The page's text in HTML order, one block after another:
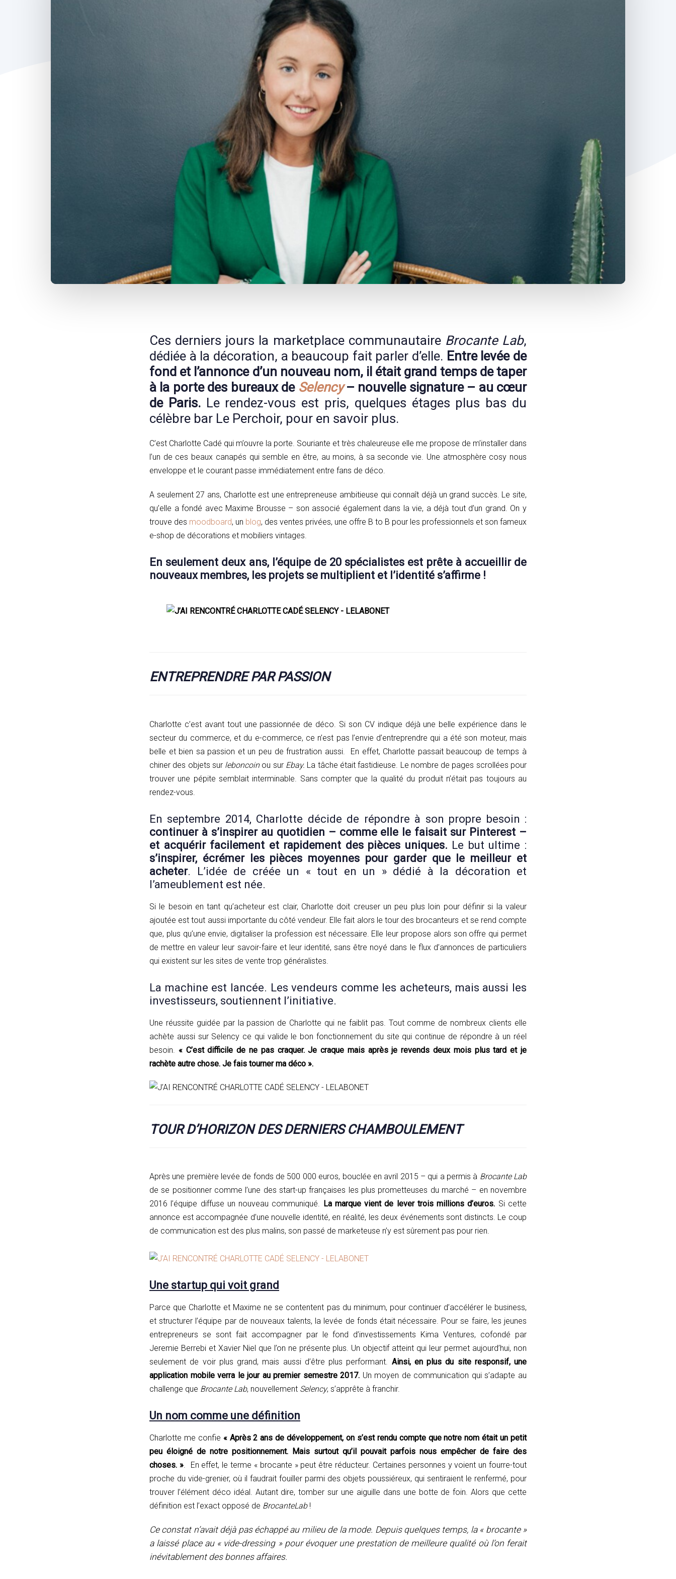
Ces derniers jours la marketplace communautaire Brocante Lab,
dédiée à la décoration, a beaucoup fait parler d’elle. Entre levée de
fond et l’annonce d’un nouveau nom, il était grand temps de taper
à la porte des bureaux de Selency– nouvelle signature – au cœur
de Paris.Le rendez-vous est pris, quelques étages plus bas du
célèbre bar Le Perchoir, pour en savoir plus.
C’est Charlotte Cadé qui m’ouvre la porte. Souriante et très chaleureuse elle me propose de m’installer dans
l’un de ces beaux canapés qui semble en être, au moins, à sa seconde vie. Une atmosphère cosy nous
enveloppe et le courant passe immédiatement entre fans de déco.
A seulement 27 ans, Charlotte est une entrepreneuse ambitieuse qui connaît déjà un grand succès. Le site,
qu’elle a fondé avec Maxime Brousse – son associé également dans la vie, a déjà tout d’un grand. On y
trouve des moodboard, un blog, des ventes privées, une offre B to B pour les professionnels et son fameux
e-shop de décorations et mobiliers vintages.
En seulement deux ans, l’équipe de 20 spécialistes est prête à accueillir de
nouveaux membres, les projets se multiplient et l’identité s’affirme !
ENTREPRENDRE PAR PASSION
Charlotte c’est avant tout une passionnée de déco. Si son CV indique déjà une belle expérience dans le
secteur du commerce, et du e-commerce, ce n’est pas l’envie d’entreprendre qui a été son moteur, mais
belle et bien sa passion et un peu de frustration aussi. En effet, Charlotte passait beaucoup de temps à
chiner des objets sur leboncoinou sur Ebay. La tâche était fastidieuse. Le nombre de pages scrollées pour
trouver une pépite semblait interminable. Sans compter que la qualité du produit n’était pas toujours au
rendez-vous.
En septembre 2014, Charlotte décide de répondre à son propre besoin :
continuer à s’inspirer au quotidien – comme elle le faisait sur Pinterest –
et acquérir facilement et rapidement des pièces uniques. Le but ultime :
s’inspirer, écrémer les pièces moyennes pour garder que le meilleur et
acheter. L’idée de créée un « tout en un » dédié à la décoration et
l’ameublement est née.
Si le besoin en tant qu’acheteur est clair, Charlotte doit creuser un peu plus loin pour définir si la valeur
ajoutée est tout aussi importante du côté vendeur. Elle fait alors le tour des brocanteurs et se rend compte
que, plus qu’une envie, digitaliser la profession est nécessaire. Elle leur propose alors son offre qui permet
de mettre en valeur leur savoir-faire et leur identité, sans être noyé dans le flux d’annonces de particuliers
qui existent sur les sites de vente trop généralistes.
La machine est lancée. Les vendeurs comme les acheteurs, mais aussi les
investisseurs, soutiennent l’initiative.
Une réussite guidée par la passion de Charlotte qui ne faiblit pas. Tout comme de nombreux clients elle
achète aussi sur Selency ce qui valide le bon fonctionnement du site qui continue de répondre à un réel
besoin. « C’est difficile de ne pas craquer. Je craque mais après je revends deux mois plus tard et je
rachète autre chose. Je fais tourner ma déco ».
TOUR D’HORIZON DES DERNIERS CHAMBOULEMENT
Après une première levée de fonds de 500 000 euros, bouclée en avril 2015 – qui a permis à Brocante Lab
de se positionner comme l’une des start-up françaises les plus prometteuses du marché – en novembre
2016 l’équipe diffuse un nouveau communiqué. La marque vient de lever trois millions d’euros. Si cette
annonce est accompagnée d’une nouvelle identité, en réalité, les deux événements sont distincts. Le coup
de communication est des plus malins, son passé de marketeuse n’y est sûrement pas pour rien.
Une startup qui voit grand
Parce que Charlotte et Maxime ne se contentent pas du minimum, pour continuer d’accélérer le business,
et structurer l’équipe par de nouveaux talents, la levée de fonds était nécessaire. Pour se faire, les jeunes
entrepreneurs se sont fait accompagner par le fond d’investissements Kima Ventures, cofondé par
Jeremie Berrebi et Xavier Niel que l’on ne présente plus. Un objectif atteint qui leur permet aujourd’hui, non
seulement de voir plus grand, mais aussi d’être plus performant. Ainsi, en plus du site responsif, une
application mobile verra le jour au premier semestre 2017. Un moyen de communication qui s’adapte au
challenge que Brocante Lab, nouvellement Selency, s’apprête à franchir.
Un nom comme une définition
Charlotte me confie « Après 2 ans de développement, on s’est rendu compte que notre nom était un petit
peu éloigné de notre positionnement. Mais surtout qu’il pouvait parfois nous empêcher de faire des
choses. ». En effet, le terme « brocante » peut être réducteur. Certaines personnes y voient un fourre-tout
proche du vide-grenier, où il faudrait fouiller parmi des objets poussiéreux, qui sentiraient le renfermé, pour
trouver l’élément déco idéal. Autant dire, tomber sur une aiguille dans une botte de foin. Alors que cette
définition est l’exact opposé de BrocanteLab!
Ce constat n’avait déjà pas échappé au milieu de la mode. Depuis quelques temps, la « brocante »
a laissé place au « vide-dressing » pour évoquer une prestation de meilleure qualité où l’on ferait
inévitablement des bonnes affaires.